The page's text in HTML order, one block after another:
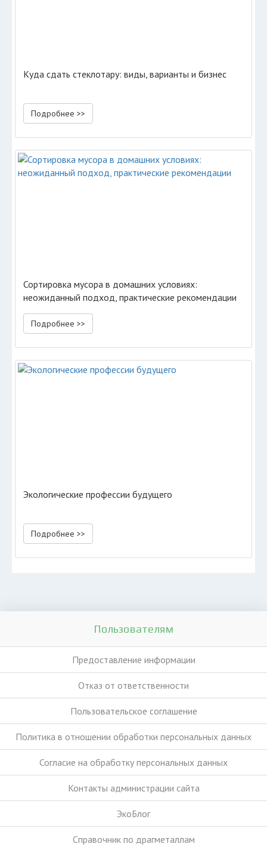
Куда сдать стеклотару: виды, варианты и бизнес
Подробнее >>
Сортировка мусора в домашних условиях:
неожиданный подход, практические рекомендации
Подробнее >>
Экологические профессии будущего
Подробнее >>
Пользователям
Предоставление информации
Отказ от ответственности
Пользовательское соглашение
Политика в отношении обработки персональных данных
Согласие на обработку персональных данных
Контакты администрации сайта
ЭкоБлог
Справочник по драгметаллам